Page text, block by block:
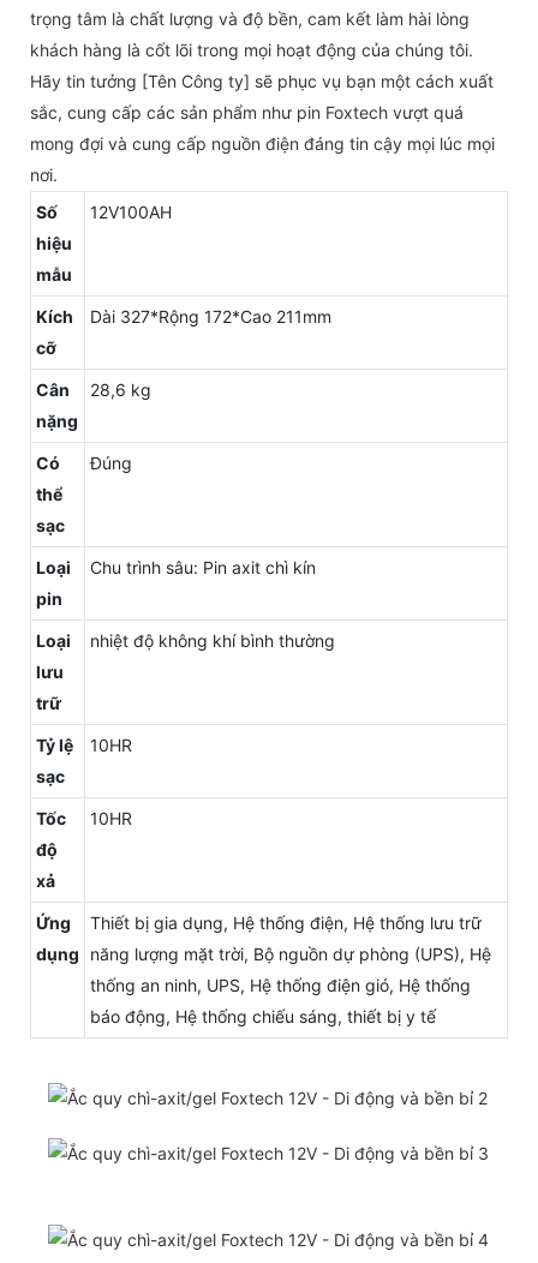
trọng tâm là chất lượng và độ bền, cam kết làm hài lòng
khách hàng là cốt lõi trong mọi hoạt động của chúng tôi.
Hãy tin tưởng [Tên Công ty] sẽ phục vụ bạn một cách xuất
sắc, cung cấp các sản phẩm như pin Foxtech vượt quá
mong đợi và cung cấp nguồn điện đáng tin cậy mọi lúc mọi
nơi.
Số
hiệu
mẫu
12V100AH
Kích
cỡ
Dài 327*Rộng 172*Cao 211mm
Cân
nặng
28,6 kg
Có
thể
sạc
Đúng
Loại
pin
Chu trình sâu: Pin axit chì kín
Loại
lưu
trữ
nhiệt độ không khí bình thường
Tỷ lệ
sạc
10HR
Tốc
độ
xả
10HR
Ứng
dụng
Thiết bị gia dụng, Hệ thống điện, Hệ thống lưu trữ
năng lượng mặt trời, Bộ nguồn dự phòng (UPS), Hệ
thống an ninh, UPS, Hệ thống điện gió, Hệ thống
báo động, Hệ thống chiếu sáng, thiết bị y tế